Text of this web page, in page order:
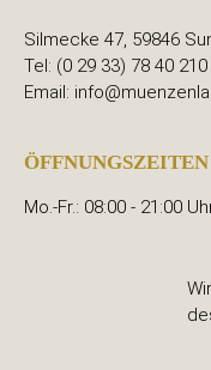
Silmecke 47, 59846
Tel: (0 29 33) 78 40 210
Email:
ÖFFNUNGSZEITEN
Mo.-Fr.: 08:00 - 21:00